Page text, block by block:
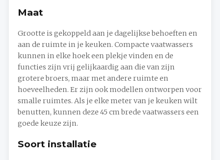
Maat
Grootte is gekoppeld aan je dagelijkse behoeften en
aan de ruimte in je keuken. Compacte vaatwassers
kunnen in elke hoek een plekje vinden en de
functies zijn vrij gelijkaardig aan die van zijn
grotere broers, maar met andere ruimte en
hoeveelheden. Er zijn ook modellen ontworpen voor
smalle ruimtes. Als je elke meter van je keuken wilt
benutten, kunnen deze 45 cm brede vaatwassers een
goede keuze zijn.
Soort installatie